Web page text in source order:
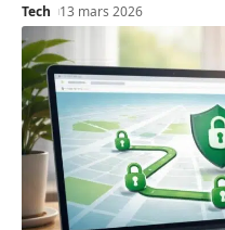
Tech 13 mars 2026